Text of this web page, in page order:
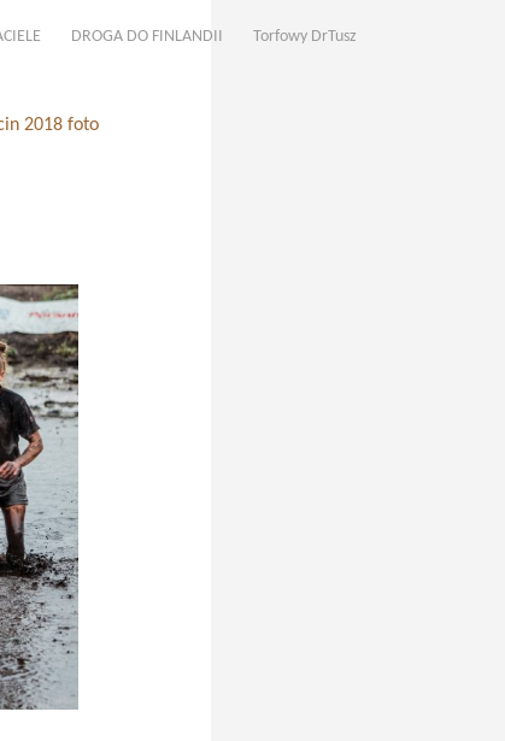
DROGA DO FINLANDII
Torfowy DrTusz
2018 foto